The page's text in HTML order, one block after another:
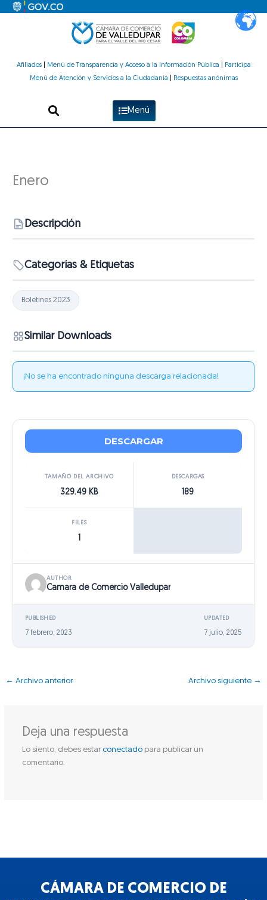
Afiliados| Menú de Transparencia y Acceso a la Información Pública
Participa
Menú de Atención y Servicios a la Ciudadanía
Respuestas anónimas
Menú
Enero
Descripción
Categorías & Etiquetas
Boletines 2023
Similar Downloads
¡No se ha encontrado ninguna descarga relacionada!
DESCARGAR
TAMAÑO DEL ARCHIVO
329.49 KB
DESCARGAS
189
FILES
AUTHOR
Camara de Comercio Valledupar
PUBLISHED
7 febrero, 2023
UPDATED
7 julio, 2025
← Archivo anterior Archivo siguiente →
Deja una respuesta
Lo siento, debes estar conectadopara publicar un
comentario.
CÁMARA DE COMERCIO DE